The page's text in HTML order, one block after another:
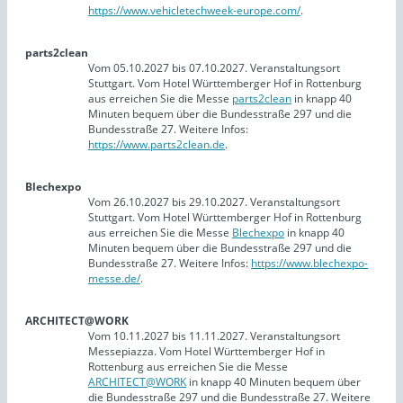
https://www.vehicletechweek-europe.com/.
parts2clean
Vom 05.10.2027 bis 07.10.2027. Veranstaltungsort
Stuttgart. Vom Hotel Württemberger Hof in Rottenburg
aus erreichen Sie die Messe parts2clean in knapp 40
Minuten bequem über die Bundesstraße 297 und die
Bundesstraße 27. Weitere Infos:
https://www.parts2clean.de.
Blechexpo
Vom 26.10.2027 bis 29.10.2027. Veranstaltungsort
Stuttgart. Vom Hotel Württemberger Hof in Rottenburg
aus erreichen Sie die Messe Blechexpo in knapp 40
Minuten bequem über die Bundesstraße 297 und die
Bundesstraße 27. Weitere Infos: https://www.blechexpo-
messe.de/.
ARCHITECT@WORK
Vom 10.11.2027 bis 11.11.2027. Veranstaltungsort
Messepiazza. Vom Hotel Württemberger Hof in
Rottenburg aus erreichen Sie die Messe
ARCHITECT@WORK in knapp 40 Minuten bequem über
die Bundesstraße 297 und die Bundesstraße 27. Weitere